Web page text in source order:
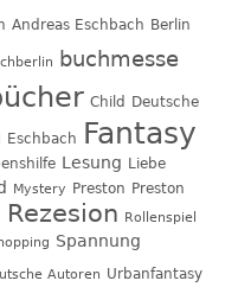
Andreas Eschbach Berlin
buchmesse
Child Deutsche
Eschbach Fantasy
Lesung Liebe
Mystery Preston Preston
Rezesion Rollenspiel
Spannung
Autoren Urbanfantasy